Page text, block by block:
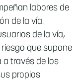
labores de
de la vía.
de la vía,
que supone
a través de los
propios